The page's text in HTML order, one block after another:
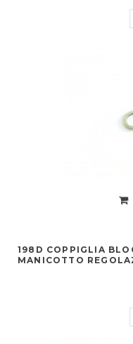
198D COPPIGLIA
MANICOTTO